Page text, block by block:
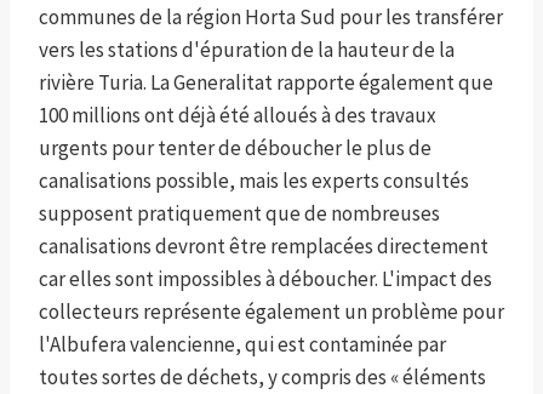
communes de la région Horta Sud pour les transférer
vers les stations d'épuration de la hauteur de la
rivière Turia. La Generalitat rapporte également que
100 millions ont déjà été alloués à des travaux
urgents pour tenter de déboucher le plus de
canalisations possible, mais les experts consultés
supposent pratiquement que de nombreuses
canalisations devront être remplacées directement
car elles sont impossibles à déboucher. L'impact des
collecteurs représente également un problème pour
l'Albufera valencienne, qui est contaminée par
toutes sortes de déchets, y compris des « éléments